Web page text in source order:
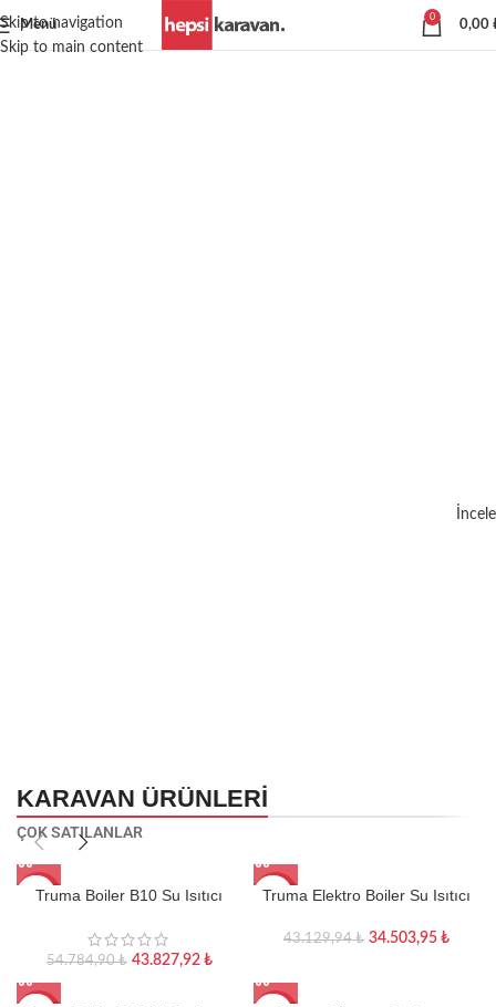
Skip to navigation
Skip to main content
Menü
0
0,00
İncele
İncele
KARAVAN ÜRÜNLERI
ÇOK SATILANLAR
-20%
Truma Boiler B10 Su Isıtıcı
54.784,90₺ 43.827,92 ₺
-20%
Truma Elektro Boiler Su Isıtıcı
43.129,94₺ 34.503,95 ₺